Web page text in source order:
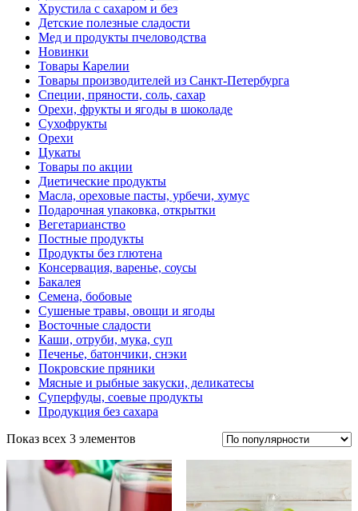
Хрустила с сахаром и без
Детские полезные сладости
Мед и продукты пчеловодства
Новинки
Товары Карелии
Товары производителей из Санкт-Петербурга
Специи, пряности, соль, сахар
Орехи, фрукты и ягоды в шоколаде
Сухофрукты
Орехи
Цукаты
Товары по акции
Диетические продукты
Масла, ореховые пасты, урбечи, хумус
Подарочная упаковка, открытки
Вегетарианство
Постные продукты
Продукты без глютена
Консервация, варенье, соусы
Бакалея
Семена, бобовые
Сушеные травы, овощи и ягоды
Восточные сладости
Каши, отруби, мука, суп
Печенье, батончики, снэки
Покровские пряники
Мясные и рыбные закуски, деликатесы
Суперфуды, соевые продукты
Продукция без сахара
Показ всех 3 элементов